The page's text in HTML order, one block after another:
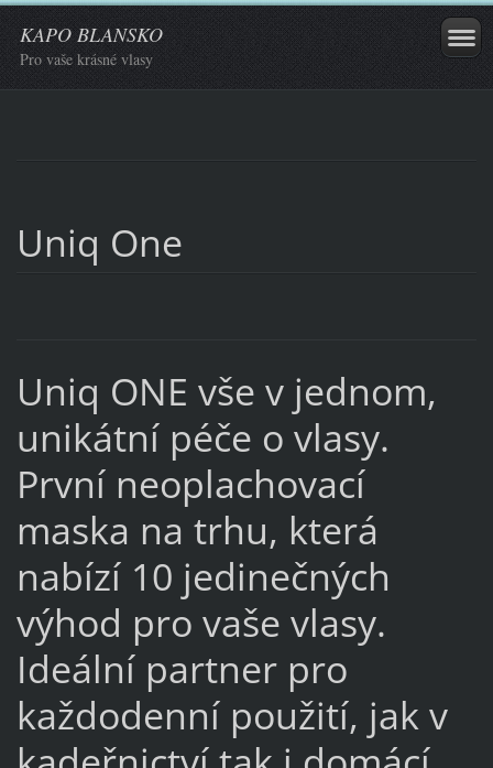
KAPO BLANSKO
Pro vaše krásné vlasy
Uniq One
Uniq ONE vše v jednom,
unikátní péče o vlasy.
První neoplachovací
maska na trhu, která
nabízí 10 jedinečných
výhod pro vaše vlasy.
Ideální partner pro
každodenní použití, jak v